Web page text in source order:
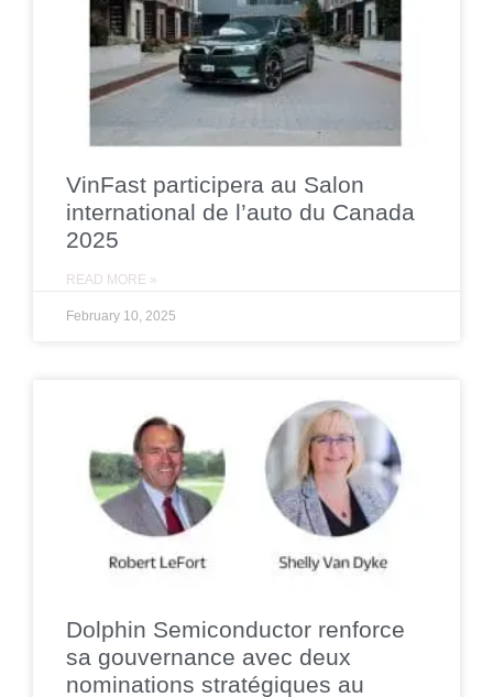
VinFast participera au Salon
international de l’auto du Canada
2025
READ MORE »
February 10, 2025
Dolphin Semiconductor renforce
sa gouvernance avec deux
nominations stratégiques au